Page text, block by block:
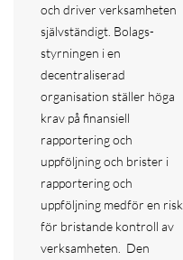
och driver verksamheten
självständigt. Bolags-
styrningen i en
decentraliserad
organisation ställer höga
krav på finansiell
rapportering och
uppföljning och brister i
rapportering och
uppföljning medför en risk
för bristande kontroll av
verksamheten. Den